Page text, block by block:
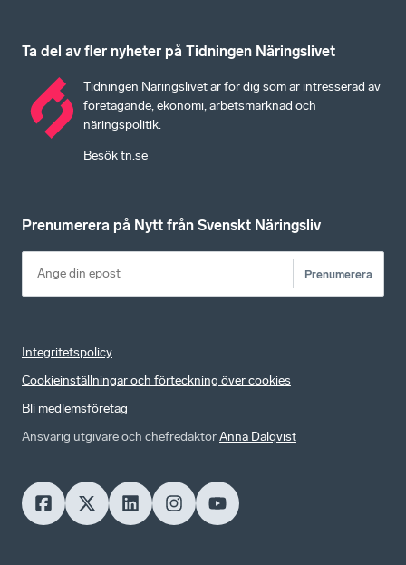
Ta del av fler nyheter på Tidningen Näringslivet
Tidningen Näringslivet är för dig som är intresserad av
företagande, ekonomi, arbetsmarknad och
näringspolitik.
Besök tn.se
Prenumerera på Nytt från Svenskt Näringsliv
Prenumerera
Integritetspolicy
Cookieinställningar och förteckning över cookies
Bli medlemsföretag
Ansvarig utgivare och chefredaktörAnna Dalqvist